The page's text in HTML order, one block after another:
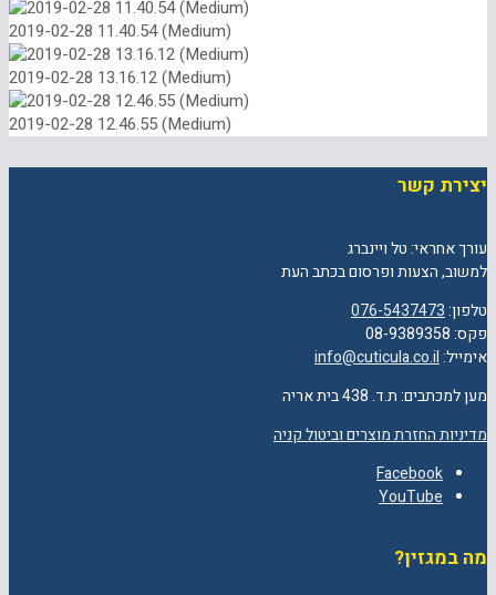
2019-02-28 11.40.54 (Medium)
2019-02-28 13.16.12 (Medium)
2019-02-28 12.46.55 (Medium)
יצירת קשר
עורך אחראי: טל ויינברג
למשוב, הצעות ופרסום בכתב העת
טלפון:076-5437473
פקס: 08-9389358
אימייל:info@cuticula.co.il
מען למכתבים: ת.ד. 438 בית אריה
מדיניות החזרת מוצרים וביטול קניה
Facebook
YouTube
מה במגזין?